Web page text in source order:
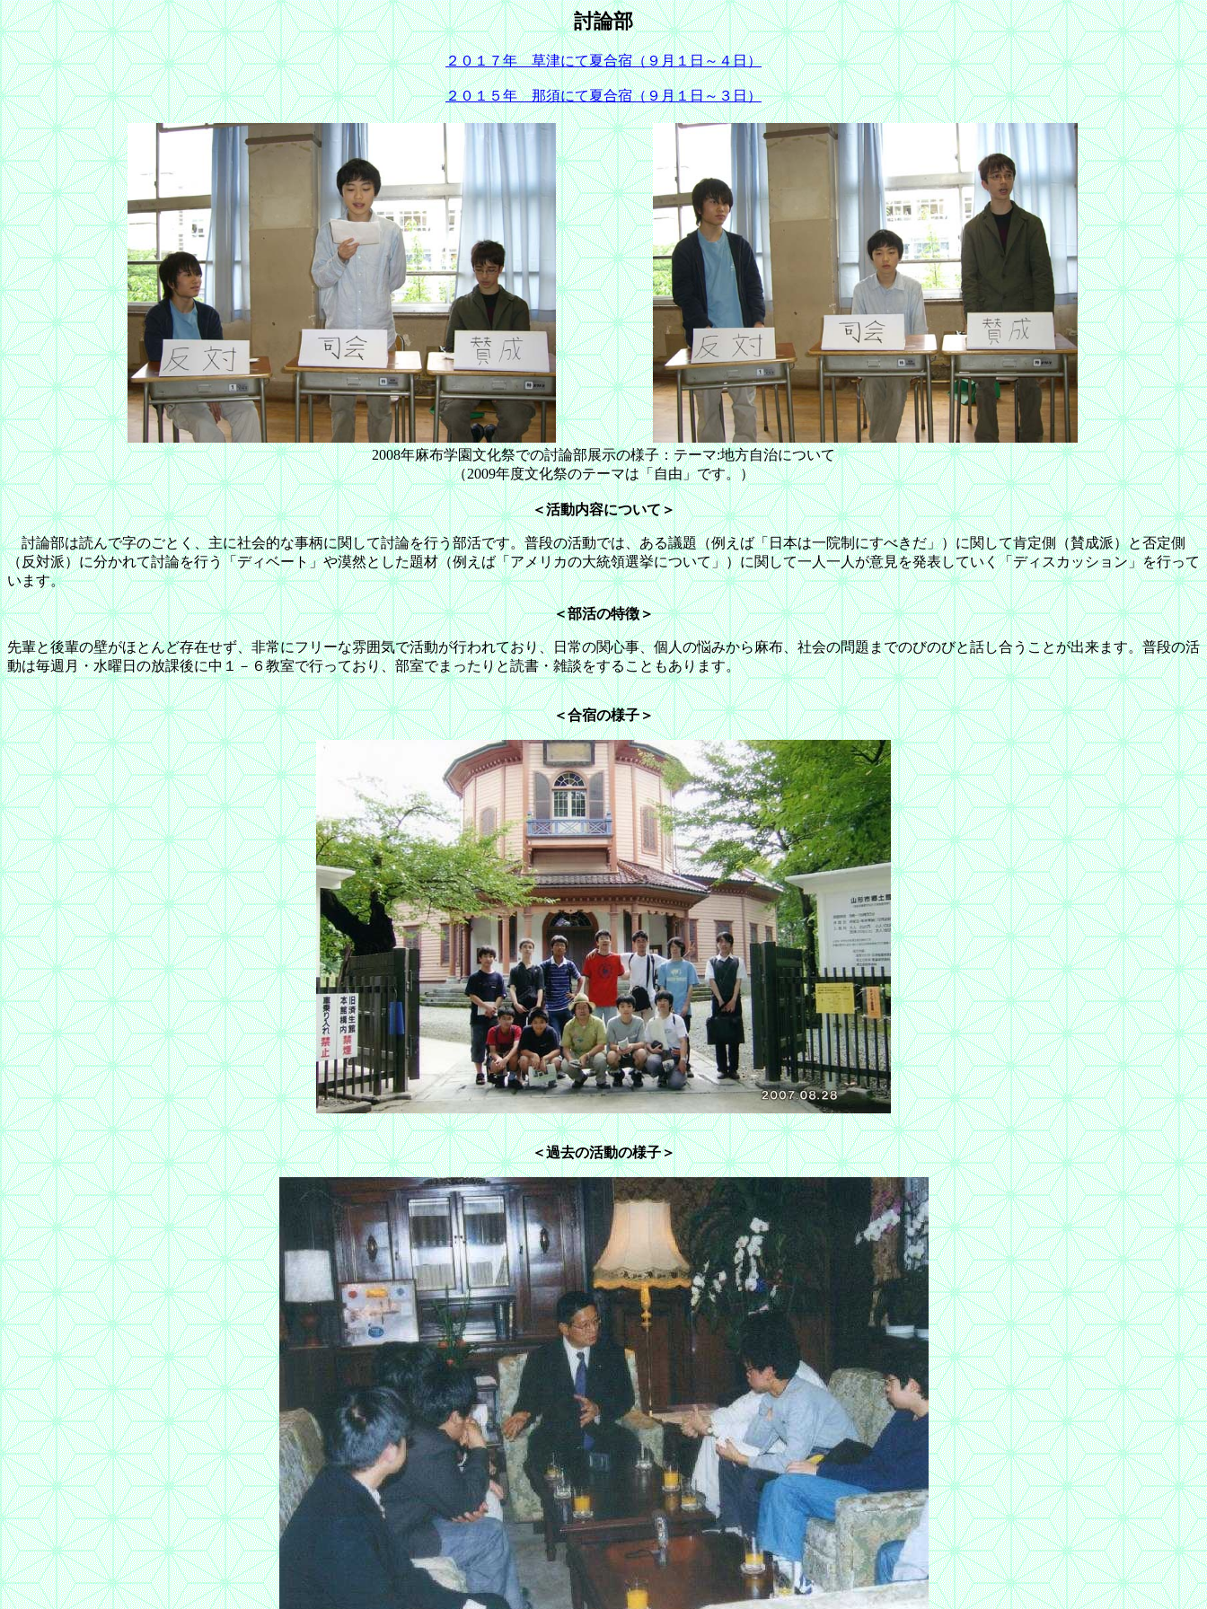
討論部
２０１７年 草津にて夏合宿（９月１日～４日）
２０１５年 那須にて夏合宿（９月１日～３日）
2008年麻布学園文化祭での討論部展示の様子：テーマ:地方自治について
（2009年度文化祭のテーマは「自由」です。）
＜活動内容について＞
討論部は読んで字のごとく、主に社会的な事柄に関して討論を行う部活です。普段の活動では、ある議題（例えば「日本は一院制にすべきだ」）に関して肯定側（賛成派）と否定側
（反対派）に分かれて討論を行う「ディベート」や漠然とした題材（例えば「アメリカの大統領選挙について」）に関して一人一人が意見を発表していく「ディスカッション」を行って
います。
＜部活の特徴＞
先輩と後輩の壁がほとんど存在せず、非常にフリーな雰囲気で活動が行われており、日常の関心事、個人の悩みから麻布、社会の問題までのびのびと話し合うことが出来ます。普段の活
動は毎週月・水曜日の放課後に中１－６教室で行っており、部室でまったりと読書・雑談をすることもあります。
＜合宿の様子＞
＜過去の活動の様子＞